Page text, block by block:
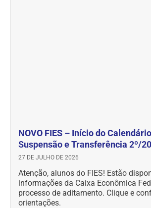
NOVO FIES – Início do
Suspensão e Transferência 2º/
27 DE JULHO DE 2026
Atenção, alunos do FIES! Estão
informações da Caixa Econômica
processo de aditamento. Clique e
orientações.